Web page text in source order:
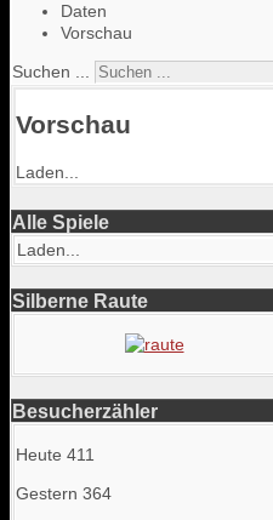
Daten
Vorschau
Suchen ...
Vorschau
Laden...
Alle Spiele
Laden...
Silberne Raute
Besucherzähler
Heute 411
Gestern 364